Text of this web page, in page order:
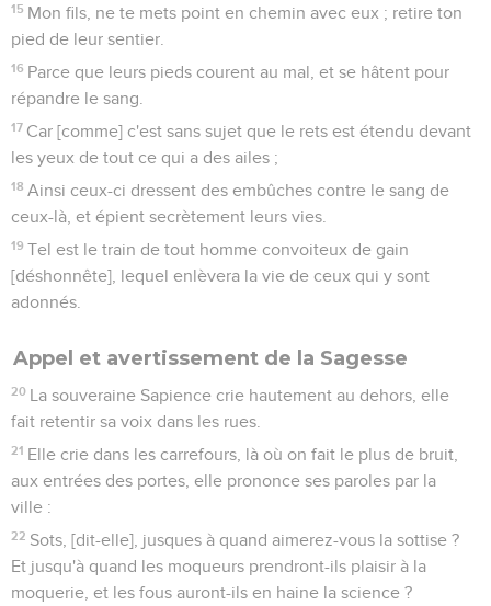
15 Mon fils, ne te mets point en chemin avec eux ; retire ton
pied de leur sentier.
16 Parce que leurs pieds courent au mal, et se hâtent pour
répandre le sang.
17 Car [comme] c'est sans sujet que le rets est étendu devant
les yeux de tout ce qui a des ailes ;
18 Ainsi ceux-ci dressent des embûches contre le sang de
ceux-là, et épient secrètement leurs vies.
19 Tel est le train de tout homme convoiteux de gain
[déshonnête], lequel enlèvera la vie de ceux qui y sont
adonnés.
Appel et avertissement de la Sagesse
20 La souveraine Sapience crie hautement au dehors, elle
fait retentir sa voix dans les rues.
21 Elle crie dans les carrefours, là où on fait le plus de bruit,
aux entrées des portes, elle prononce ses paroles par la
ville :
22 Sots, [dit-elle], jusques à quand aimerez-vous la sottise ?
Et jusqu'à quand les moqueurs prendront-ils plaisir à la
moquerie, et les fous auront-ils en haine la science ?